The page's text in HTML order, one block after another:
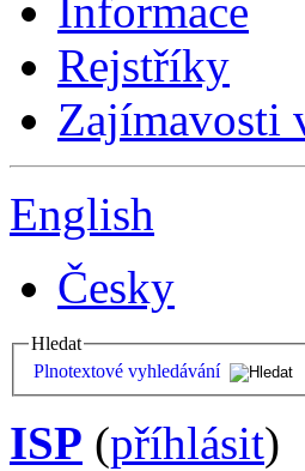
Informace
Rejstříky
Zajímavosti
English
Česky
Hledat
Plnotextové vyhledávání
ISP (příhlásit)